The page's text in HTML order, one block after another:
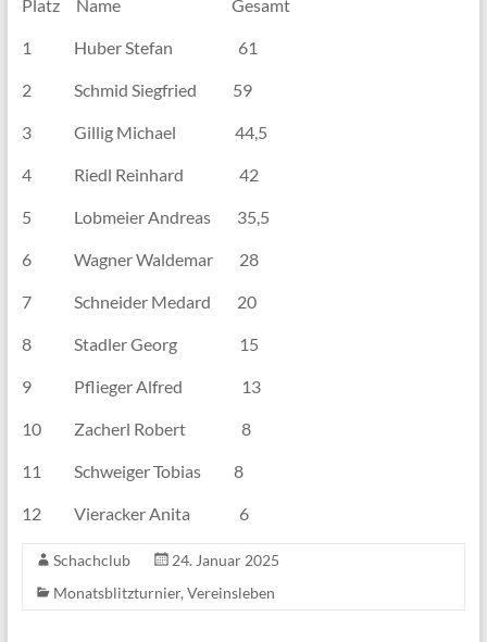
Platz Name Gesamt
1 Huber Stefan 61
2 Schmid Siegfried 59
3 Gillig Michael 44,5
4 Riedl Reinhard 42
5 Lobmeier Andreas 35,5
6 Wagner Waldemar 28
7 Schneider Medard 20
8 Stadler Georg 15
9 Pflieger Alfred 13
10 Zacherl Robert 8
11 Schweiger Tobias 8
12 Vieracker Anita 6
Schachclub
24. Januar 2025
Monatsblitzturnier, Vereinsleben